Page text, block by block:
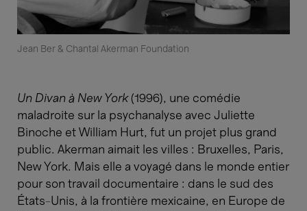
Jean Ber & Chantal Akerman Foundation
Un Divan à New York(1996), une comédie
maladroite sur la psychanalyse avec Juliette
Binoche et William Hurt, fut un projet plus grand
public. Akerman aimait les villes : Bruxelles, Paris,
New York. Mais elle a voyagé dans le monde entier
pour son travail documentaire : dans le sud des
États-Unis, à la frontière mexicaine, en Europe de